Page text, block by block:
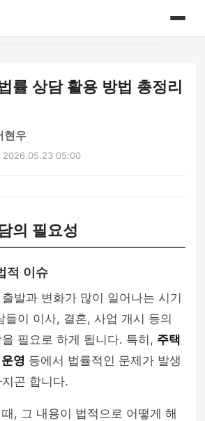
률 상담 활용 방법 총정리
현우
2026.05.23 05:00
의 필요성
적 이슈
발과 변화가 많이 일어나는 시기
들이 이사, 결혼, 사업 개시 등의
필요로 하게 됩니다. 특히, 주택
영 등에서 법률적인 문제가 발생
곤 합니다.
, 그 내용이 법적으로 어떻게 해